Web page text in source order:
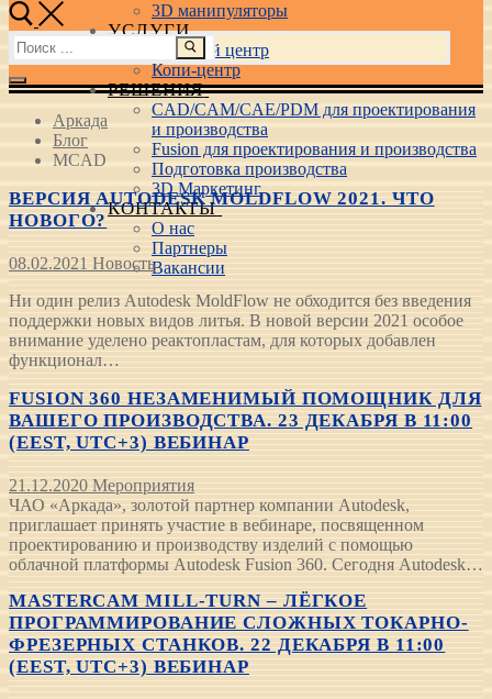
3D манипуляторы
УСЛУГИ
Учебный центр
Копи-центр
РЕШЕНИЯ
CAD/CAM/CAE/PDM для проектирования
и производства
Fusion для проектирования и производства
Подготовка производства
3D Маркетинг
КОНТАКТЫ
О нас
Партнеры
Вакансии
Найти:
Аркада
Блог
MCAD
ВЕРСИЯ AUTODESK MOLDFLOW 2021. ЧТО
НОВОГО?
08.02.2021 Новость
Ни один релиз Autodesk MoldFlow не обходится без введения
поддержки новых видов литья. В новой версии 2021 особое
внимание уделено реактопластам, для которых добавлен
функционал…
FUSION 360 НЕЗАМЕНИМЫЙ ПОМОЩНИК ДЛЯ
ВАШЕГО ПРОИЗВОДСТВА. 23 ДЕКАБРЯ В 11:00
(EEST, UTC+3) ВЕБИНАР
21.12.2020 Мероприятия
ЧАО «Аркада», золотой партнер компании Autodesk,
приглашает принять участие в вебинаре, посвященном
проектированию и производству изделий с помощью
облачной платформы Autodesk Fusion 360. Сегодня Autodesk…
MASTERCAM MILL-TURN – ЛЁГКОЕ
ПРОГРАММИРОВАНИЕ СЛОЖНЫХ ТОКАРНО-
ФРЕЗЕРНЫХ СТАНКОВ. 22 ДЕКАБРЯ В 11:00
(EEST, UTC+3) ВЕБИНАР